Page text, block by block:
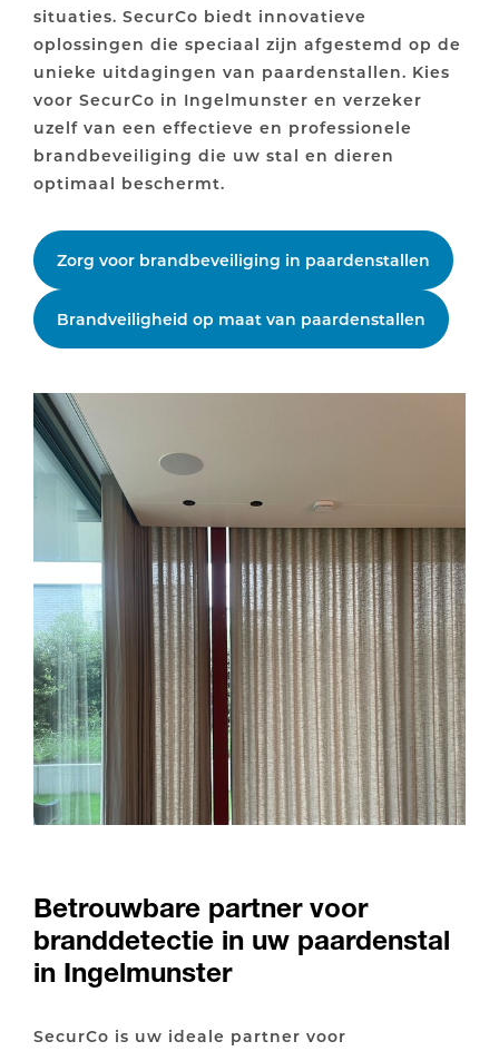
situaties. SecurCo biedt innovatieve
oplossingen die speciaal zijn afgestemd op de
unieke uitdagingen van paardenstallen. Kies
voor SecurCo in Ingelmunster en verzeker
uzelf van een effectieve en professionele
brandbeveiliging die uw stal en dieren
optimaal beschermt.
Zorg voor brandbeveiliging in paardenstallen
Brandveiligheid op maat van paardenstallen
Betrouwbare partner voor
branddetectie in uw paardenstal
in Ingelmunster
SecurCo is uw ideale partner voor